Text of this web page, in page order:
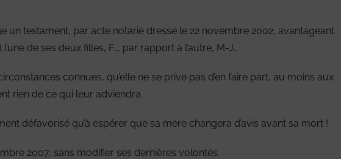
un testament, par acte notarié dressé le 22 novembre 2002, avantageant
de ses deux filles, F…, par rapport à l’autre, M-J…
connues, qu’elle ne se prive pas d’en faire part, au moins aux
rien de ce qui leur adviendra.
défavorisé qu’à espérer que sa mère changera d’avis avant sa mort !
2007, sans modifier ses dernières volontés.